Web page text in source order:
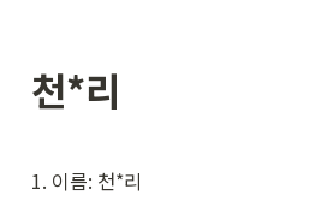
천*리
1. 이름: 천*리